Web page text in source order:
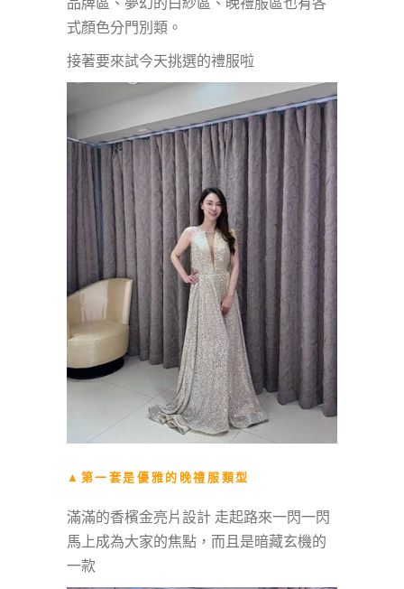
品牌區、夢幻的白紗區、晚禮服區也有各
式顏色分門別類。
接著要來試今天挑選的禮服啦
▲第一套是優雅的晚禮服類型
滿滿的香檳金亮片設計 走起路來一閃一閃
馬上成為大家的焦點，而且是暗藏玄機的
一款